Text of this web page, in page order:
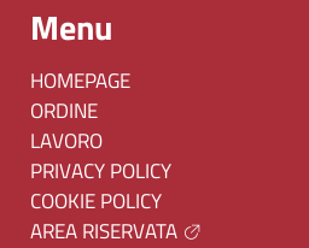
Menu
HOMEPAGE
ORDINE
LAVORO
PRIVACY POLICY
COOKIE POLICY
AREA RISERVATA